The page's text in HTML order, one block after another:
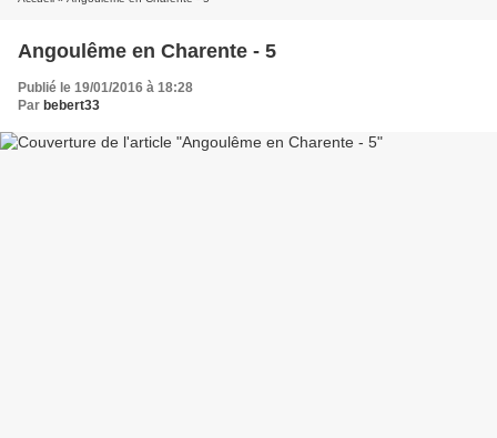
Angoulême en Charente - 5
Publié le 19/01/2016 à 18:28
Par bebert33